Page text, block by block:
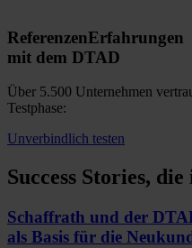
ReferenzenErfahrungen
mit dem DTAD
Über 5.500 Unternehmen
Testphase:
Unverbindlich testen
Success Stories, die
Schaffrath und der
als Basis für die